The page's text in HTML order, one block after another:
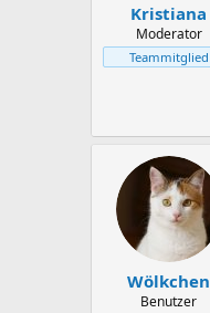
Kristiana
Moderator
Teammitglied
Wölkchen
Benutzer